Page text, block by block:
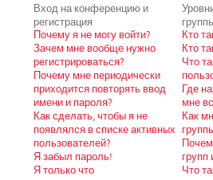
Вход на конференцию и
регистрация
Почему я не могу войти?
Зачем мне вообще нужно
регистрироваться?
Почему мне периодически
приходится повторять ввод
имени и пароля?
Как сделать, чтобы я не
появлялся в списке активных
пользователей?
Я забыл пароль!
Я только что
Кто
Кто
Что
Где
мне
Как
групп
Что